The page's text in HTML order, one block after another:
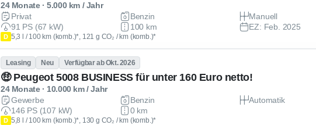
24 Monate · 5.000 km / Jahr
Privat
Benzin
Manuell
91 PS (67 kW)
100 km EZ: Feb. 2025
D 5,3 l / 100 km (komb.)*, 121 g CO₂ / km (komb.)*
Leasing Neu Verfügbar ab Okt. 2026
🤑 Peugeot 5008 BUSINESS für unter 160 Euro netto!
24 Monate · 10.000 km / Jahr
Gewerbe
Benzin
Automatik
146 PS (107 kW)
0 km
D 5,8 l / 100 km (komb.)*, 130 g CO₂ / km (komb.)*